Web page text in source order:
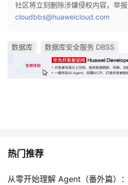
社区将立刻删除涉嫌侵权内容，举报
cloudbbs@huaweicloud.com
数据库 数据库安全服务 DBSS
热门推荐
从零开始理解 Agent（番外篇）